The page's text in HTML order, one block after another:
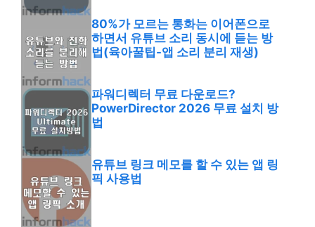
80%가 모르는 통화는 이어폰으로
하면서 유튜브 소리 동시에 듣는 방
법(육아꿀팁-앱 소리 분리 재생)
파워디렉터 무료 다운로드?
PowerDirector 2026 무료 설치 방
법
유튜브 링크 메모를 할 수 있는 앱 링
픽 사용법